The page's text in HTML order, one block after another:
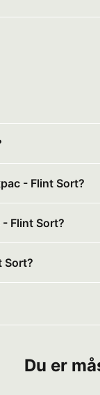
- Flint Sort?
Flint Sort?
Sort?
Du er